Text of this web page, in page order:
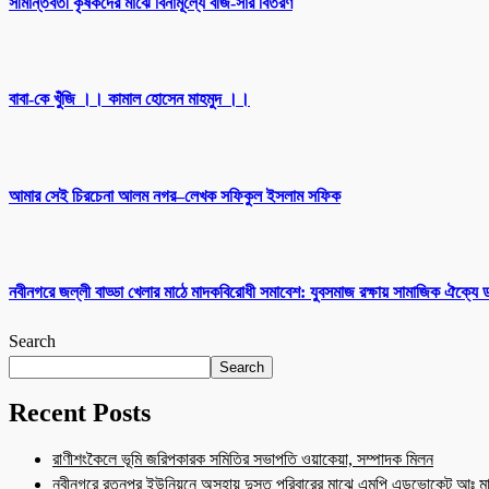
বাবা-কে খুঁজি ।। কামাল হোসেন মাহমুদ ।।
আমার সেই চিরচেনা আলম নগর–লেখক সফিকুল ইসলাম সফিক
নবীনগরে জল্লী বাড্ডা খেলার মাঠে মাদকবিরোধী সমাবেশ: যুবসমাজ রক্ষায় সামাজিক ঐক্যে
Search
Search
Recent Posts
রাণীশংকৈলে ভূমি জরিপকারক সমিতির সভাপতি ওয়াকেয়া, সম্পাদক মিলন
নবীনগরে রতনপুর ইউনিয়নে অসহায় দুস্ত পরিবারের মাঝে এমপি এডভোকেট আঃ